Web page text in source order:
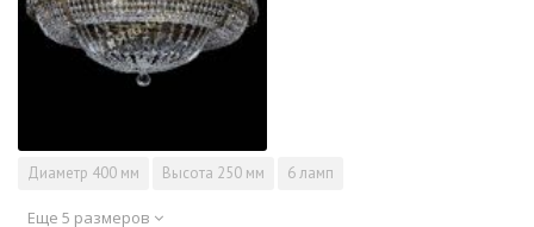
Диаметр 400 мм Высота 250 мм 6 ламп
Еще 5 размеров